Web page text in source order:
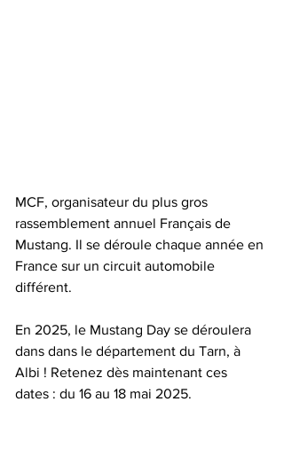
MCF, organisateur du plus gros
rassemblement annuel Français de
Mustang. Il se déroule chaque année en
France sur un circuit automobile
différent.
En 2025, le Mustang Day se déroulera
dans dans le département du Tarn, à
Albi ! Retenez dès maintenant ces
dates : du 16 au 18 mai 2025.